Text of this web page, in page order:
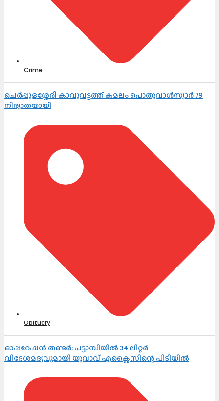
Crime
ചെർപ്പുളശ്ശേരി കാവുവട്ടത്ത് കമലം പൊതുവാൾസ്യാർ 79
നിര്യാതയായി
Obituary
ഓപ്പറേഷൻ തണ്ടർ: പട്ടാമ്പിയിൽ 34 ലിറ്റർ
വിദേശമദ്യവുമായി യുവാവ് എക്സൈസിന്റെ പിടിയിൽ